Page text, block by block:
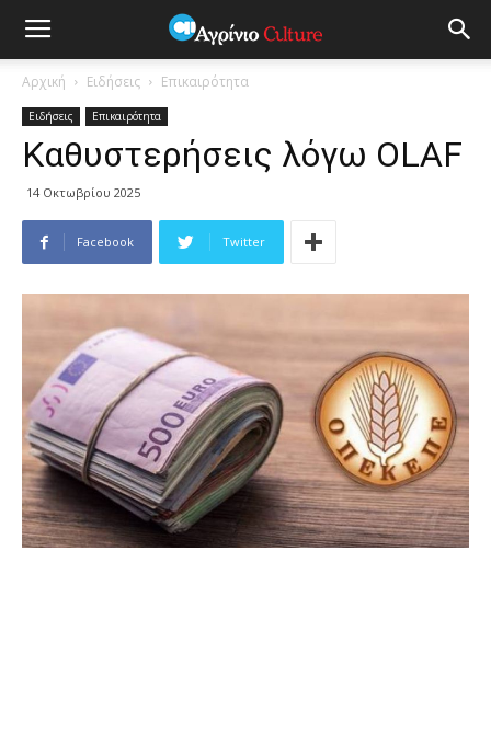
Αρχική Ειδήσεις Επικαιρότητα
Ειδήσεις Επικαιρότητα
Καθυστερήσεις λόγω OLAF
14 Οκτωβρίου 2025
Facebook Twitter